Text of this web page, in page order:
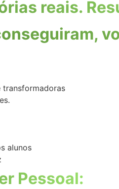
reais.
transformadoras
alunos
Pessoal: